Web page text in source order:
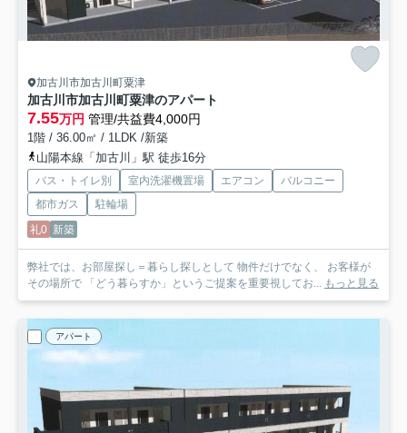
加古川市加古川町粟津
加古川市加古川町粟津のアパート
7.55万円 管理/共益費4,000円
1階 / 36.00㎡ / 1LDK /新築
山陽本線「加古川」駅 徒歩16分
バス・トイレ別 室内洗濯機置場 エアコン
バルコニー
都市ガス
駐輪場
礼0 新築
弊社では、お部屋探し＝暮らし探しとして 物件だけでなく、 お客様が
その場所で 「どう暮らすか」というご提案を重要視してお... もっと見る
アパート